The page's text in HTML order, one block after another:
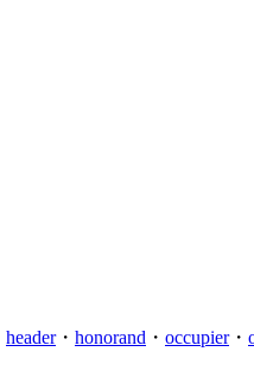
header・ honorand ・ occupier・